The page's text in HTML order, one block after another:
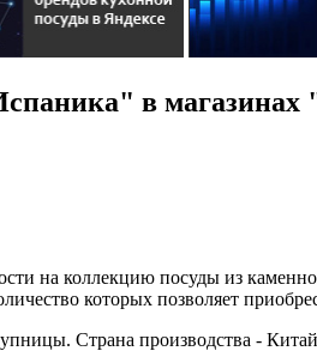
в
на коллекцию посуды из
которых позволяет
Страна производства -